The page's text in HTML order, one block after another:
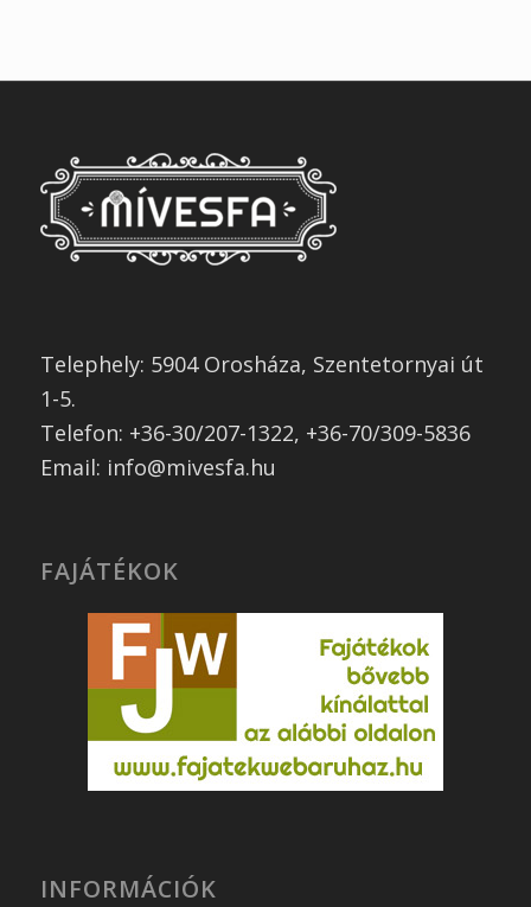
Telephely: 5904 Orosháza, Szentetornyai út
1-5.
Telefon: +36-30/207-1322, +36-70/309-5836
Email: info@mivesfa.hu
FAJÁTÉKOK
INFORMÁCIÓK